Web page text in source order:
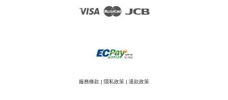
Visa Master
服務條款 | 隱私政策 | 退款政策